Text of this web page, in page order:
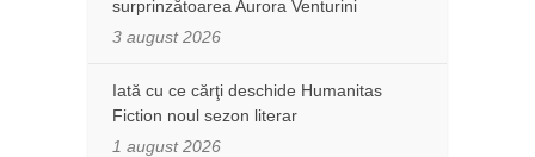
surprinzătoarea Aurora Venturini
3 august 2026
Iată cu ce cărţi deschide Humanitas
Fiction noul sezon literar
1 august 2026